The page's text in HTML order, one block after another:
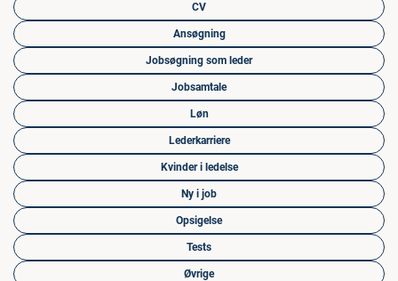
CV
Ansøgning
Jobsøgning som leder
Jobsamtale
Løn
Lederkarriere
Kvinder i ledelse
Ny i job
Opsigelse
Tests
Øvrige